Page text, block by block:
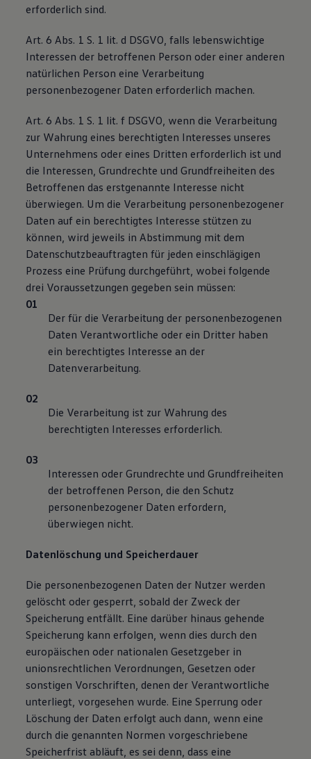
erforderlich sind.
Art. 6 Abs. 1 S. 1 lit. d DSGVO, falls lebenswichtige
Interessen der betroffenen Person oder einer anderen
natürlichen Person eine Verarbeitung
personenbezogener Daten erforderlich machen.
Art. 6 Abs. 1 S. 1 lit. f DSGVO, wenn die Verarbeitung
zur Wahrung eines berechtigten Interesses unseres
Unternehmens oder eines Dritten erforderlich ist und
die Interessen, Grundrechte und Grundfreiheiten des
Betroffenen das erstgenannte Interesse nicht
überwiegen. Um die Verarbeitung personenbezogener
Daten auf ein berechtigtes Interesse stützen zu
können, wird jeweils in Abstimmung mit dem
Datenschutzbeauftragten für jeden einschlägigen
Prozess eine Prüfung durchgeführt, wobei folgende
drei Voraussetzungen gegeben sein müssen:
Der für die Verarbeitung der personenbezogenen
Daten Verantwortliche oder ein Dritter haben
ein berechtigtes Interesse an der
Datenverarbeitung.
Die Verarbeitung ist zur Wahrung des
berechtigten Interesses erforderlich.
Interessen oder Grundrechte und Grundfreiheiten
der betroffenen Person, die den Schutz
personenbezogener Daten erfordern,
überwiegen nicht.
Datenlöschung und Speicherdauer
Die personenbezogenen Daten der Nutzer werden
gelöscht oder gesperrt, sobald der Zweck der
Speicherung entfällt. Eine darüber hinaus gehende
Speicherung kann erfolgen, wenn dies durch den
europäischen oder nationalen Gesetzgeber in
unionsrechtlichen Verordnungen, Gesetzen oder
sonstigen Vorschriften, denen der Verantwortliche
unterliegt, vorgesehen wurde. Eine Sperrung oder
Löschung der Daten erfolgt auch dann, wenn eine
durch die genannten Normen vorgeschriebene
Speicherfrist abläuft, es sei denn, dass eine